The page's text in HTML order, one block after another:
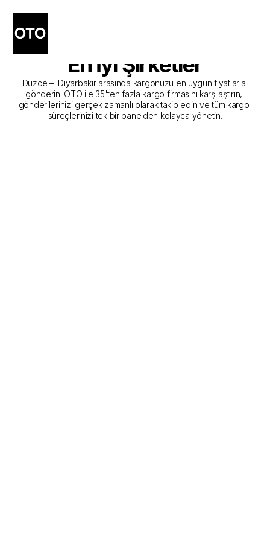
Düzce - Diyarbakır Kargo
Gönderim Hizmeti Sunan
En İyi Şirketler
Düzce –  Diyarbakır arasında kargonuzu en uygun fiyatlarla
gönderin. OTO ile 35'ten fazla kargo firmasını karşılaştırın,
gönderilerinizi gerçek zamanlı olarak takip edin ve tüm kargo
süreçlerinizi tek bir panelden kolayca yönetin.